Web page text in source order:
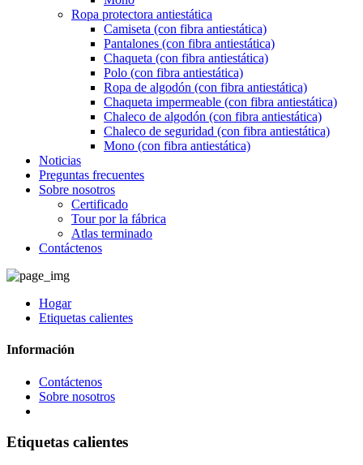
Ropa protectora antiestática
Camiseta (con fibra antiestática)
Pantalones (con fibra antiestática)
Chaqueta (con fibra antiestática)
Polo (con fibra antiestática)
Ropa de algodón (con fibra antiestática)
Chaqueta impermeable (con fibra antiestática)
Chaleco de algodón (con fibra antiestática)
Chaleco de seguridad (con fibra antiestática)
Mono (con fibra antiestática)
Noticias
Preguntas frecuentes
Sobre nosotros
Certificado
Tour por la fábrica
Atlas terminado
Contáctenos
Hogar
Etiquetas calientes
Información
Contáctenos
Sobre nosotros
Etiquetas calientes